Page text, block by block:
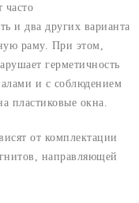
часто
и два других варианта
раму. При этом,
герметичность
и с соблюдением
пластиковые окна.
от комплектации
направляющей